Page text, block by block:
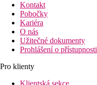
Kontakt
Pobočky
Kariéra
O nás
Užitečné dokumenty
Prohlášení o přístupnosti
Pro klienty
Klientská sekce